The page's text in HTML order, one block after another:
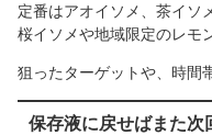
定番はアオイソメ、茶イソ
桜イソメや地域限定のレモ
狙ったターゲットや、時間
保存液に戻せばまた次